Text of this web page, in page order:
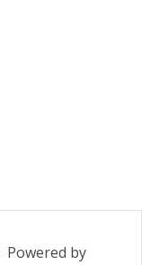
Powered by